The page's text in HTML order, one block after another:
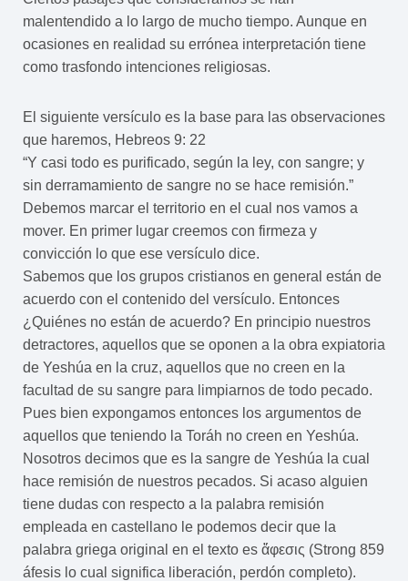
malentendido a lo largo de mucho tiempo. Aunque en
ocasiones en realidad su errónea interpretación tiene
como trasfondo intenciones religiosas.
El siguiente versículo es la base para las observaciones
que haremos, Hebreos 9: 22
“Y casi todo es purificado, según la ley, con sangre; y
sin derramamiento de sangre no se hace remisión.”
Debemos marcar el territorio en el cual nos vamos a
mover. En primer lugar creemos con firmeza y
convicción lo que ese versículo dice.
Sabemos que los grupos cristianos en general están de
acuerdo con el contenido del versículo. Entonces
¿Quiénes no están de acuerdo? En principio nuestros
detractores, aquellos que se oponen a la obra expiatoria
de Yeshúa en la cruz, aquellos que no creen en la
facultad de su sangre para limpiarnos de todo pecado.
Pues bien expongamos entonces los argumentos de
aquellos que teniendo la Toráh no creen en Yeshúa.
Nosotros decimos que es la sangre de Yeshúa la cual
hace remisión de nuestros pecados. Si acaso alguien
tiene dudas con respecto a la palabra remisión
empleada en castellano le podemos decir que la
palabra griega original en el texto es ἄφεσις (Strong 859
áfesis lo cual significa liberación, perdón completo).